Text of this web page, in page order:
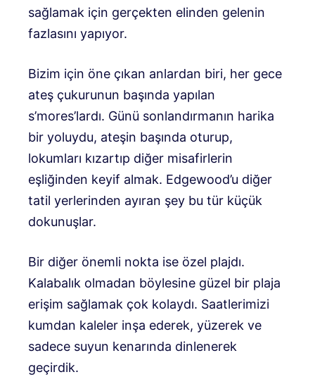
sağlamak için gerçekten elinden gelenin
fazlasını yapıyor.
Bizim için öne çıkan anlardan biri, her gece
ateş çukurunun başında yapılan
s’mores’lardı. Günü sonlandırmanın harika
bir yoluydu, ateşin başında oturup,
lokumları kızartıp diğer misafirlerin
eşliğinden keyif almak. Edgewood’u diğer
tatil yerlerinden ayıran şey bu tür küçük
dokunuşlar.
Bir diğer önemli nokta ise özel plajdı.
Kalabalık olmadan böylesine güzel bir plaja
erişim sağlamak çok kolaydı. Saatlerimizi
kumdan kaleler inşa ederek, yüzerek ve
sadece suyun kenarında dinlenerek
geçirdik.